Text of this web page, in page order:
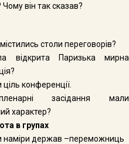
він так сказав?
столи переговорів?
відкрита Паризька мирна
конференції.
засідання мали
характер?
в групах
наміри держав –переможниць